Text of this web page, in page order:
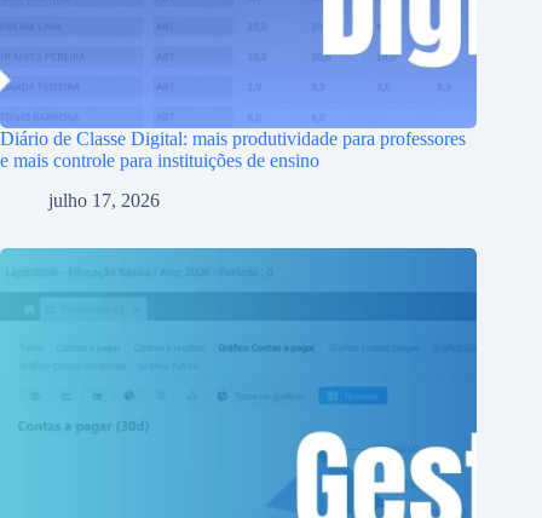
Diário de Classe Digital: mais produtividade para professores
e mais controle para instituições de ensino
julho 17, 2026